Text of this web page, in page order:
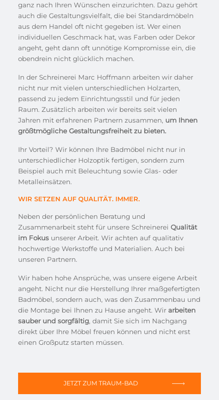
ganz nach Ihren Wünschen einzurichten. Dazu gehört
auch die Gestaltungsvielfalt, die bei Standardmöbeln
aus dem Handel oft nicht gegeben ist. Wer einen
individuellen Geschmack hat, was Farben oder Dekor
angeht, geht dann oft unnötige Kompromisse ein, die
obendrein nicht glücklich machen.
In der Schreinerei Marc Hoffmann arbeiten wir daher
nicht nur mit vielen unterschiedlichen Holzarten,
passend zu jedem Einrichtungsstil und für jeden
Raum. Zusätzlich arbeiten wir bereits seit vielen
Jahren mit erfahrenen Partnern zusammen, um Ihnen
größtmögliche Gestaltungsfreiheit zu bieten.
Ihr Vorteil? Wir können Ihre Badmöbel nicht nur in
unterschiedlicher Holzoptik fertigen, sondern zum
Beispiel auch mit Beleuchtung sowie Glas- oder
Metalleinsätzen.
WIR SETZEN AUF QUALITÄT. IMMER.
Neben der persönlichen Beratung und
Zusammenarbeit steht für unsere Schreinerei Qualität
im Fokusunserer Arbeit. Wir achten auf qualitativ
hochwertige Werkstoffe und Materialien. Auch bei
unseren Partnern.
Wir haben hohe Ansprüche, was unsere eigene Arbeit
angeht. Nicht nur die Herstellung Ihrer maßgefertigten
Badmöbel, sondern auch, was den Zusammenbau und
die Montage bei Ihnen zu Hause angeht. Wir arbeiten
sauber und sorgfältig, damit Sie sich im Nachgang
direkt über Ihre Möbel freuen können und nicht erst
einen Großputz starten müssen.
JETZT ZUM TRAUM-BAD